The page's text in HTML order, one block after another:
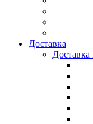
Доставка